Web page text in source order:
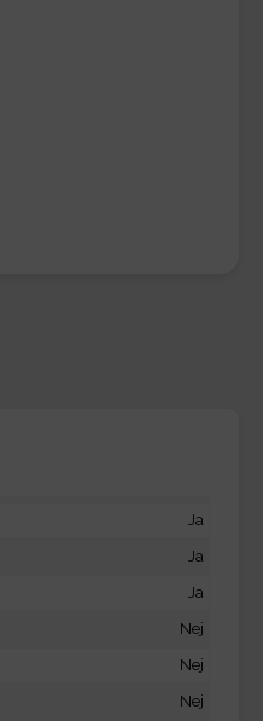
Ja
Ja
Ja
Nej
Nej
Nej